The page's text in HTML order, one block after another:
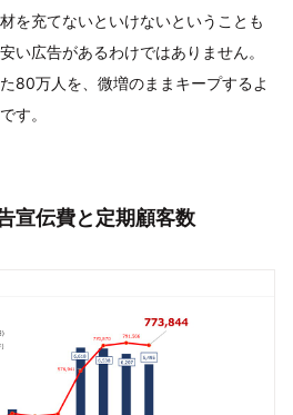
を充てないといけないということも
い広告があるわけではありません。
80万人を、微増のままキープするよ
す。
宣伝費と定期顧客数